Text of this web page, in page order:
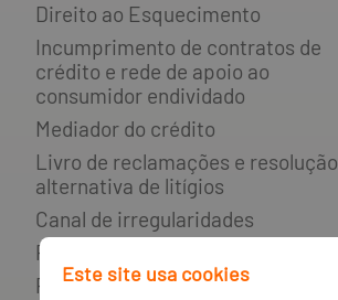
Direito ao Esquecimento
Incumprimento de contratos de
crédito e rede de apoio ao
consumidor endividado
Mediador do crédito
Livro de reclamações e resolução
alternativa de litígios
Canal de irregularidades
Política de privacidade
Política de cookies
Este site usa cookies